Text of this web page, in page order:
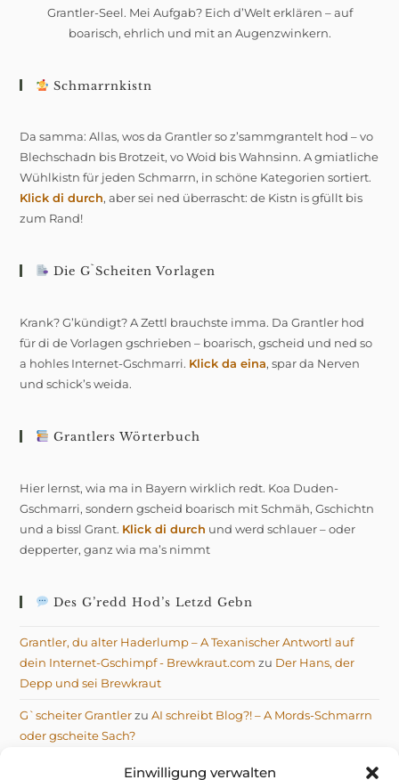
Einwilligung verwalten
Grantler-Seel. Mei Aufgab? Eich d’Welt erklären – auf
boarisch, ehrlich und mit an Augenzwinkern.
Schmarrnkistn
Da samma: Allas, wos da Grantler so z’sammgrantelt hod – vo
Blechschadn bis Brotzeit, vo Woid bis Wahnsinn. A gmiatliche
Wühlkistn für jeden Schmarrn, in schöne Kategorien sortiert.
Klick di durch, aber sei ned überrascht: de Kistn is gfüllt bis
zum Rand!
Die G`scheiten Vorlagen
Krank? G’kündigt? A Zettl brauchste imma. Da Grantler hod
für di de Vorlagen gschrieben – boarisch, gscheid und ned so
a hohles Internet-Gschmarri. Klick da eina, spar da Nerven
und schick’s weida.
Grantlers Wörterbuch
Hier lernst, wia ma in Bayern wirklich redt. Koa Duden-
Gschmarri, sondern gscheid boarisch mit Schmäh, Gschichtn
und a bissl Grant. Klick di durch und werd schlauer – oder
depperter, ganz wia ma’s nimmt
Des G’redd Hod’s Letzd Gebn
Grantler, du alter Haderlump – A Texanischer Antwortl auf
dein Internet-Gschimpf - Brewkraut.com zu Der Hans, der
Depp und sei Brewkraut
G`scheiter GrantlerzuAI schreibt Blog?! – A Mords-Schmarrn
oder gscheite Sach?
AI schreibt Blog?! – A Mords-Schmarrn oder